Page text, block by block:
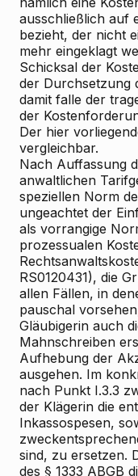
ausschließlich auf
bezieht, der nicht
mehr eingeklagt
Schicksal der
der Durchsetzung
damit falle der
der
Der hier
vergleichbar.
Nach Auffassung
anwaltlichen
speziellen Norm
ungeachtet der
als vorrangige
prozessualen
RS0120431), die
allen Fällen, in
pauschal
Gläubigerin auch
Mahnschreiben
Aufhebung der
ausgehen. Im
nach Punkt I.3.3
der Klägerin die
Inkassospesen,
sind, zu ersetzen.
des § 1333 ABGB